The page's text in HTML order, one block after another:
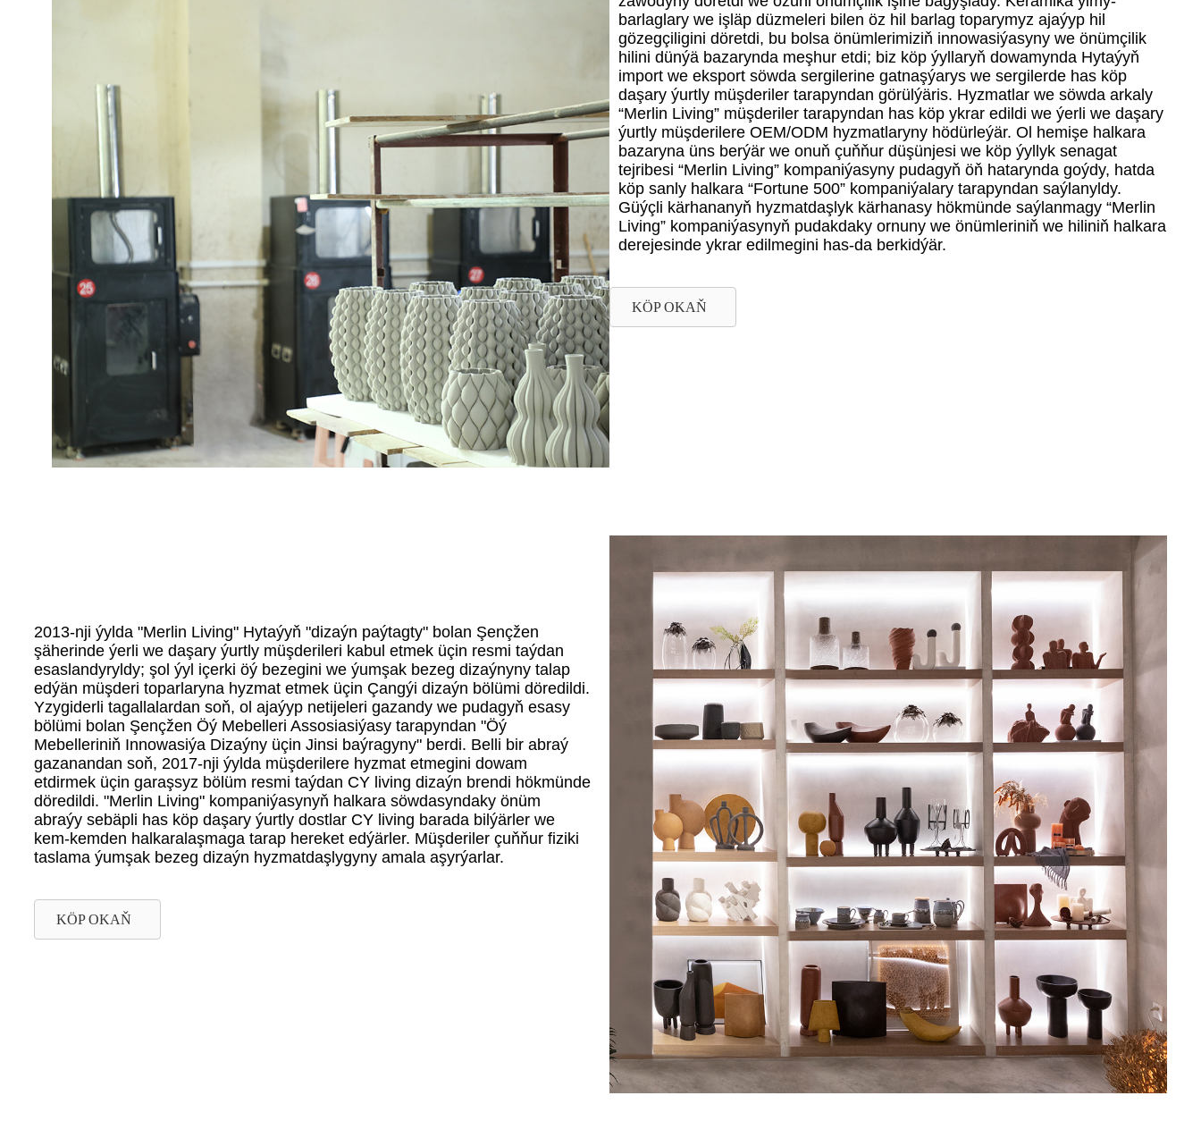
barlaglary we işläp düzmeleri bilen öz hil barlag toparymyz ajaýyp hil
gözegçiligini döretdi, bu bolsa önümlerimiziň innowasiýasyny we önümçilik
hilini dünýä bazarynda meşhur etdi; biz köp ýyllaryň dowamynda Hytaýyň
import we eksport söwda sergilerine gatnaşýarys we sergilerde has köp
daşary ýurtly müşderiler tarapyndan görülýäris. Hyzmatlar we söwda arkaly
“Merlin Living” müşderiler tarapyndan has köp ykrar edildi we ýerli we daşary
ýurtly müşderilere OEM/ODM hyzmatlaryny hödürleýär. Ol hemişe halkara
bazaryna üns berýär we onuň çuňňur düşünjesi we köp ýyllyk senagat
tejribesi “Merlin Living” kompaniýasyny pudagyň öň hatarynda goýdy, hatda
köp sanly halkara “Fortune 500” kompaniýalary tarapyndan saýlanyldy.
Güýçli kärhananyň hyzmatdaşlyk kärhanasy hökmünde saýlanmagy “Merlin
Living” kompaniýasynyň pudakdaky ornuny we önümleriniň we hiliniň halkara
derejesinde ykrar edilmegini has-da berkidýär.
KÖP OKAŇ
2013-nji ýylda "Merlin Living" Hytaýyň "dizaýn paýtagty" bolan Şençžen
şäherinde ýerli we daşary ýurtly müşderileri kabul etmek üçin resmi taýdan
esaslandyryldy; şol ýyl içerki öý bezegini we ýumşak bezeg dizaýnyny talap
edýän müşderi toparlaryna hyzmat etmek üçin Çangýi dizaýn bölümi döredildi.
Yzygiderli tagallalardan soň, ol ajaýyp netijeleri gazandy we pudagyň esasy
bölümi bolan Şençžen Öý Mebelleri Assosiasiýasy tarapyndan "Öý
Mebelleriniň Innowasiýa Dizaýny üçin Jinsi baýragyny" berdi. Belli bir abraý
gazanandan soň, 2017-nji ýylda müşderilere hyzmat etmegini dowam
etdirmek üçin garaşsyz bölüm resmi taýdan CY living dizaýn brendi hökmünde
döredildi. "Merlin Living" kompaniýasynyň halkara söwdasyndaky önüm
abraýy sebäpli has köp daşary ýurtly dostlar CY living barada bilýärler we
kem-kemden halkaralaşmaga tarap hereket edýärler. Müşderiler çuňňur fiziki
taslama ýumşak bezeg dizaýn hyzmatdaşlygyny amala aşyrýarlar.
KÖP OKAŇ